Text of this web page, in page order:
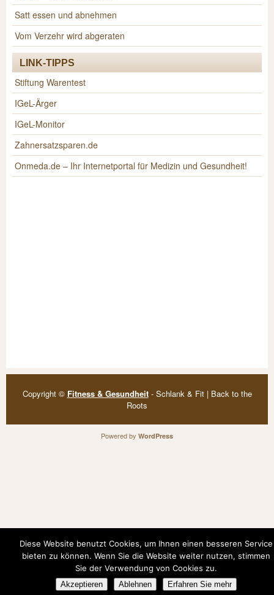
Satt essen und abnehmen
Vom Verzehr wird abgeraten
LINK-TIPPS
Stiftung Warentest
IGeL-Ärger
IGeL-Monitor
Zahnersatzsparen.de
Onmeda.de – Ihr Internetportal für Medizin und Gesundheit!
Copyright © Fitness & Gesundheit- Schlank & Fit | Back to the
Roots
Powered by WordPress
Diese Website benutzt Cookies, um Ihnen einen besseren Service
bieten zu können. Wenn Sie die Website weiter nutzen, stimmen
Sie der Verwendung von Cookies zu.
Akzeptieren Ablehnen Erfahren Sie mehr